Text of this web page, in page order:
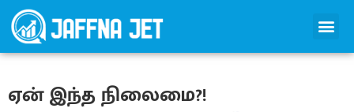
ஏன் இந்த நிலைமை?!